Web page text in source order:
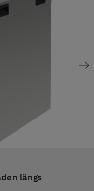
längs